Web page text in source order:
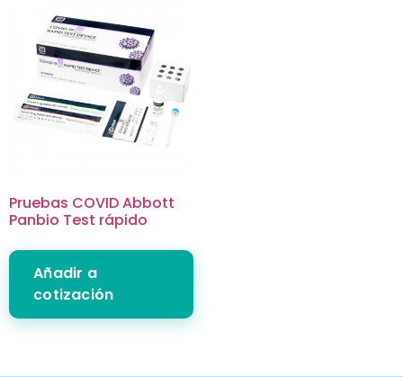
Pruebas COVID Abbott
Panbio Test rápido
Añadir a
cotización